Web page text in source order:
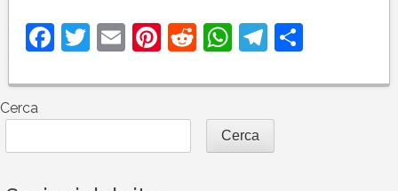
Facebook
Twitter
EmailPinterest
Reddit
WhatsApp
Telegram
Cerca
Cerca